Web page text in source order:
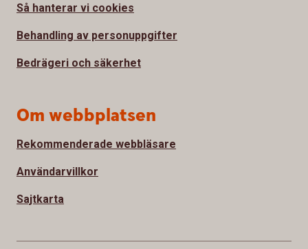
Så hanterar vi cookies
Behandling av personuppgifter
Bedrägeri och säkerhet
Om webbplatsen
Rekommenderade webbläsare
Användarvillkor
Sajtkarta